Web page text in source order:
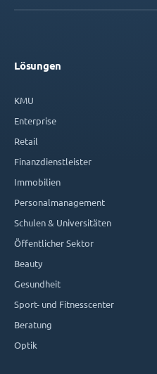
Lösungen
KMU
Enterprise
Retail
Finanzdienstleister
Immobilien
Personalmanagement
Schulen & Universitäten
Öffentlicher Sektor
Beauty
Gesundheit
Sport- und Fitnesscenter
Beratung
Optik